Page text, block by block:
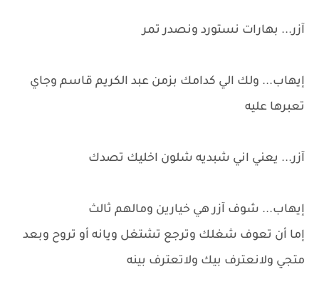
آزر... بهارات نستورد ونصدر تمر
إيهاب... ولك الي كدامك بزمن عبد الكريم قاسم وجاي
تعبرها عليه
آزر... يعني اني شبديه شلون اخليك تصدك
إيهاب... شوف آزر هي خيارين ومالهم ثالث
إما أن تعوف شغلك وترجع تشتغل ويانه أو تروح وبعد
متجي ولانعترف بيك ولاتعترف بينه